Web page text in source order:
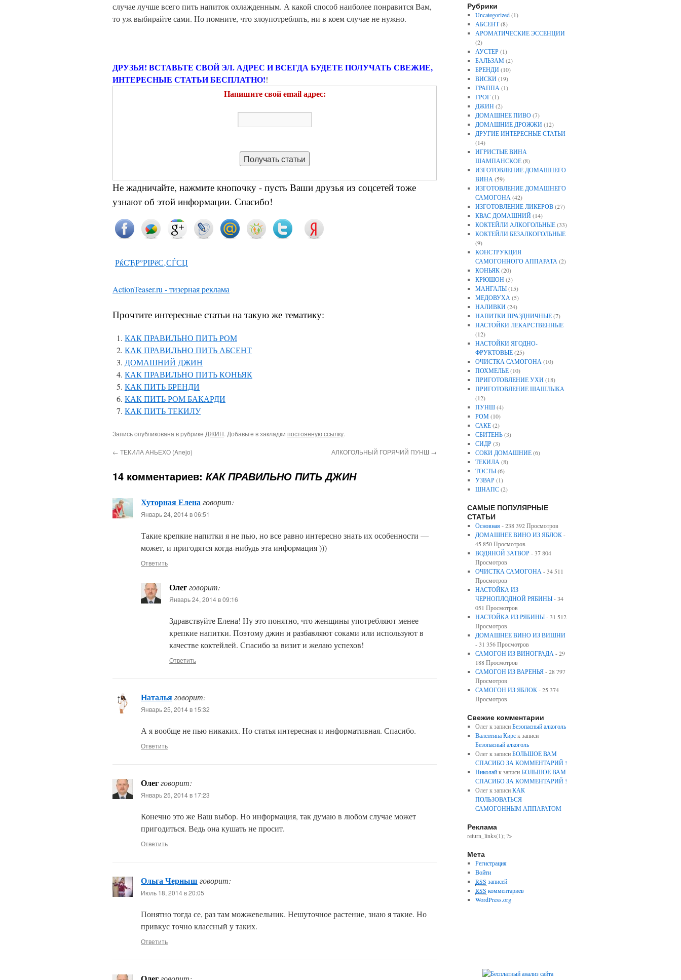
случае лучше всего пить напиток охлажденным. А какой способ наиболее понравится Вам,
то уж выбирайте сами. Но помните, что злоупотреблять, ни в коем случае не нужно.
ДРУЗЬЯ! ВСТАВЬТЕ СВОЙ ЭЛ. АДРЕС И ВСЕГДА БУДЕТЕ ПОЛУЧАТЬ СВЕЖИЕ,
ИНТЕРЕСНЫЕ СТАТЬИ БЕСПЛАТНО!!
Напишите свой email адрес:
Не жадничайте, нажмите кнопочку - пусть Ваши друзья из соцсетей тоже
узнают об этой информации. Спасибо!
РќСЂР°РІРёС‚СЃСЏ
ActionTeaser.ru - тизерная реклама
Прочтите интересные статьи на такую же тематику:
КАК ПРАВИЛЬНО ПИТЬ РОМ
КАК ПРАВИЛЬНО ПИТЬ АБСЕНТ
ДОМАШНИЙ ДЖИН
КАК ПРАВИЛЬНО ПИТЬ КОНЬЯК
КАК ПИТЬ БРЕНДИ
КАК ПИТЬ РОМ БАКАРДИ
КАК ПИТЬ ТЕКИЛУ
Запись опубликована в рубрике ДЖИН. Добавьте в закладки постоянную ссылку.
← ТЕКИЛА АНЬЕХО (Anejo) АЛКОГОЛЬНЫЙ ГОРЯЧИЙ ПУНШ →
14 комментариев: КАК ПРАВИЛЬНО ПИТЬ ДЖИН
Хуторная Еленаговорит:
Январь 24, 2014 в 06:51
Такие крепкие напитки я не пью, но все равно интересно знать их особенности —
может, и пригодятся когда-нибудь эта информация )))
Ответить
Олегговорит:
Январь 24, 2014 в 09:16
Здравствуйте Елена! Ну это понятно, что женщины употребляют менее
крепкие напитки. Поэтому джин и разбавляют соками или используют в
качестве коктейлей. Спасибо за визит и желаю успехов!
Ответить
Натальяговорит:
Январь 25, 2014 в 15:32
А я вообще не пью никаких. Но статья интересная и информативная. Спасибо.
Ответить
Олегговорит:
Январь 25, 2014 в 17:23
Конечно это же Ваш выбор. Но информация, так думаю в любом случае может
пригодиться. Ведь она кушать не просит.
Ответить
Ольга Черныш говорит:
Июль 18, 2014 в 20:05
Понятно тогда се, раз там можжевельник. Нешуточное растение, знаю я такие. Но
привкус точно классный у таких.
Ответить
Рубрики
Uncategorized(1)
АБСЕНТ(8)
АРОМАТИЧЕСКИЕ ЭССЕНЦИИ
(2)
АУСТЕР(1)
БАЛЬЗАМ(2)
БРЕНДИ(10)
ВИСКИ(19)
ГРАППА(1)
ГРОГ(1)
ДЖИН(2)
ДОМАШНЕЕ ПИВО(7)
ДОМАШНИЕ ДРОЖЖИ(12)
ДРУГИЕ ИНТЕРЕСНЫЕ СТАТЬИ
(14)
ИГРИСТЫЕ ВИНА
ШАМПАНСКОЕ(8)
ИЗГОТОВЛЕНИЕ ДОМАШНЕГО
ВИНА(59)
ИЗГОТОВЛЕНИЕ ДОМАШНЕГО
САМОГОНА(42)
ИЗГОТОВЛЕНИЕ ЛИКЕРОВ(27)
КВАС ДОМАШНИЙ(14)
КОКТЕЙЛИ АЛКОГОЛЬНЫЕ(33)
КОКТЕЙЛИ БЕЗАЛКОГОЛЬНЫЕ
(9)
КОНСТРУКЦИЯ
САМОГОННОГО АППАРАТА(2)
КОНЬЯК(20)
КРЮШОН(3)
МАНГАЛЫ(15)
МЕДОВУХА(5)
НАЛИВКИ(24)
НАПИТКИ ПРАЗДНИЧНЫЕ(7)
НАСТОЙКИ ЛЕКАРСТВЕННЫЕ
(12)
НАСТОЙКИ ЯГОДНО-
ФРУКТОВЫЕ(25)
ОЧИСТКА САМОГОНА(10)
ПОХМЕЛЬЕ(10)
ПРИГОТОВЛЕНИЕ УХИ(18)
ПРИГОТОВЛЕНИЕ ШАШЛЫКА
(12)
ПУНШ(4)
РОМ(10)
САКЕ(2)
СБИТЕНЬ(3)
СИДР(3)
СОКИ ДОМАШНИЕ(6)
ТЕКИЛА(8)
ТОСТЫ(6)
УЗВАР(1)
ШНАПС(2)
САМЫЕ ПОПУЛЯРНЫЕ
СТАТЬИ
Основная- 238 392 Просмотров
ДОМАШНЕЕ ВИНО ИЗ ЯБЛОК-
45 850 Просмотров
ВОДЯНОЙ ЗАТВОР- 37 804
Просмотров
ОЧИСТКА САМОГОНА- 34 511
Просмотров
НАСТОЙКА ИЗ
ЧЕРНОПЛОДНОЙ РЯБИНЫ- 34
051 Просмотров
НАСТОЙКА ИЗ РЯБИНЫ- 31 512
Просмотров
ДОМАШНЕЕ ВИНО ИЗ ВИШНИ
- 31 356 Просмотров
САМОГОН ИЗ ВИНОГРАДА- 29
188 Просмотров
САМОГОН ИЗ ВАРЕНЬЯ- 28 797
Просмотров
САМОГОН ИЗ ЯБЛОК- 25 374
Просмотров
Свежие комментарии
Олег к записиБезопасный алкоголь
Валентина Кирск записи
Безопасный алкоголь
Олег к записиБОЛЬШОЕ ВАМ
СПАСИБО ЗА КОММЕНТАРИЙ !
Николайк записиБОЛЬШОЕ ВАМ
СПАСИБО ЗА КОММЕНТАРИЙ !
Олег к записиКАК
ПОЛЬЗОВАТЬСЯ
САМОГОННЫМ АППАРАТОМ
Реклама
return_links(1); ?>
Мета
Регистрация
Войти
RSS записей
RSS комментариев
WordPress.org